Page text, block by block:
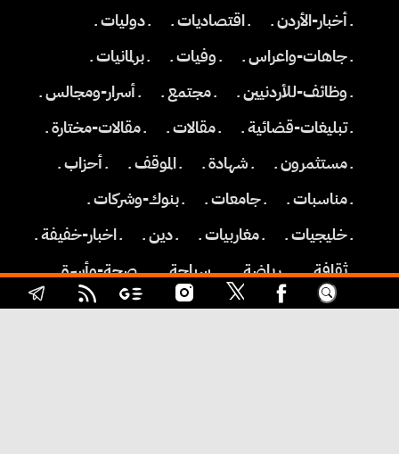
ـ أخبار-الأردن ـ ـ اقتصاديات ـ
ـ دوليات ـ
ـ جاهات-واعراس ـ
ـ وفيات ـ
ـ برلمانيات ـ
ـ وظائف-للأردنيين ـ
ـ مجتمع ـ
ـ أسرار-ومجالس ـ
ـ تبليغات-قضائية ـ
ـ مقالات ـ
ـ مقالات-مختارة ـ
ـ مستثمرون ـ
ـ شهادة ـ ـ الموقف ـ
ـ أحزاب ـ
ـ مناسبات ـ
ـ جامعات ـ
ـ بنوك-وشركات ـ
ـ خليجيات ـ
ـ مغاربيات ـ ـ دين ـ
ـ اخبار-خفيفة ـ
ـ ثقافة ـ
ـ رياضة ـ ـ سياحة ـ
ـ صحة-وأسرة ـ
ـ تكنولوجيا ـ
ـ طقس-اليوم ـ ـ عاجل ـ